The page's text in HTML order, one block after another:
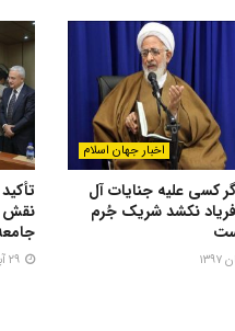
اخبار جهان اسلام
کسی علیه جنایات آل
نکشد شریک جُرم
نقش
۲۹ آبان ۱۳۹۷